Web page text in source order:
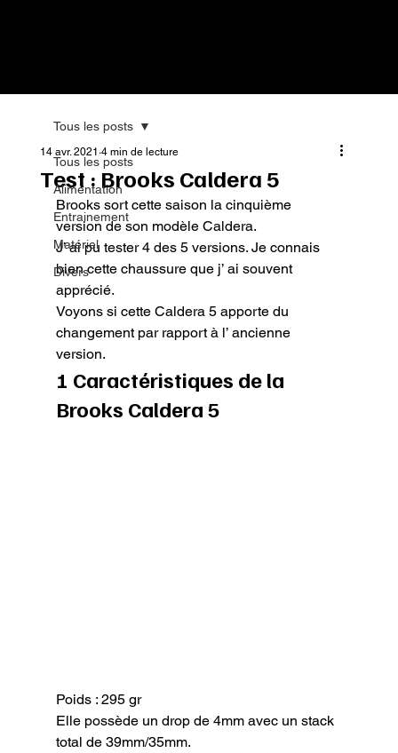
Tous les posts
Alimentation
Entrainement
Matériel
Divers
Tous les posts
Test : Brooks Caldera 5
14 avr. 2021 4 min de lecture
Brooks sort cette saison la cinquième
version de son modèle Caldera.
J’ ai pu tester 4 des 5 versions. Je connais
bien cette chaussure que j’ ai souvent
apprécié.
Voyons si cette Caldera 5 apporte du
changement par rapport à l’ ancienne
version.
1 Caractéristiques de la
Brooks Caldera 5
Poids : 295 gr
Elle possède un drop de 4mm avec un stack
total de 39mm/35mm.